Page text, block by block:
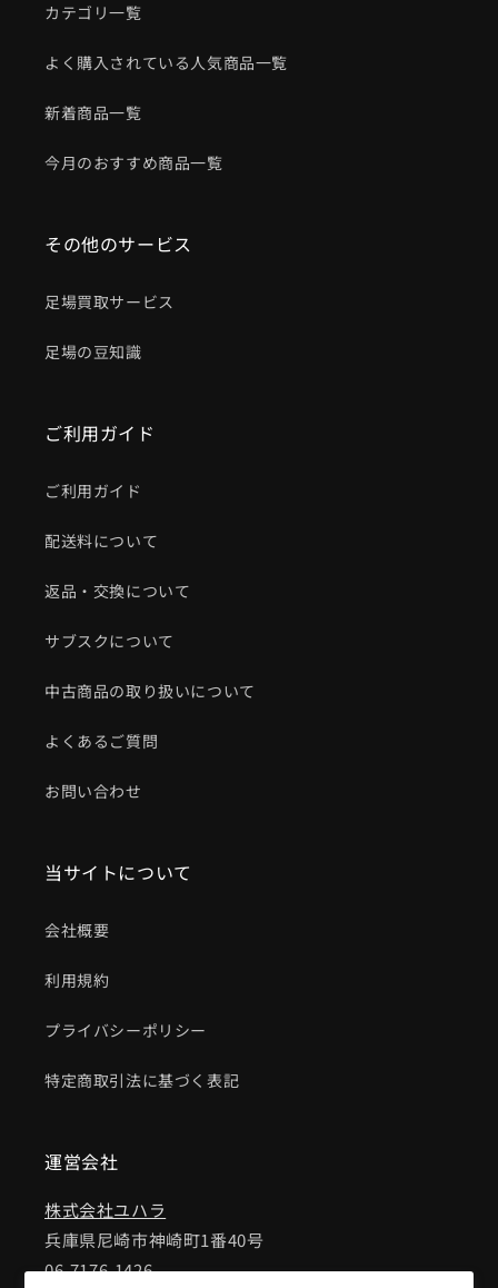
カテゴリ一覧
よく購入されている人気商品一覧
新着商品一覧
今月のおすすめ商品一覧
その他のサービス
足場買取サービス
足場の豆知識
ご利用ガイド
ご利用ガイド
配送料について
返品・交換について
サブスクについて
中古商品の取り扱いについて
よくあるご質問
お問い合わせ
当サイトについて
会社概要
利用規約
プライバシーポリシー
特定商取引法に基づく表記
運営会社
株式会社ユハラ
兵庫県尼崎市神崎町1番40号
06-7176-1426